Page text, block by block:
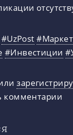
#UzPost
#Инвестиции
комментарии